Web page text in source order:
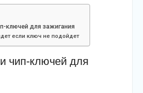
ключей для зажигания
если ключ не подойдет
чип-ключей для